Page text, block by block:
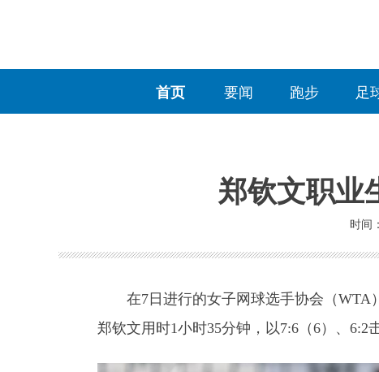
首页 要闻 跑步 足
郑钦文职业
时间
在7日进行的女子网球选手协会（WTA
郑钦文用时1小时35分钟，以7:6（6）、6:2